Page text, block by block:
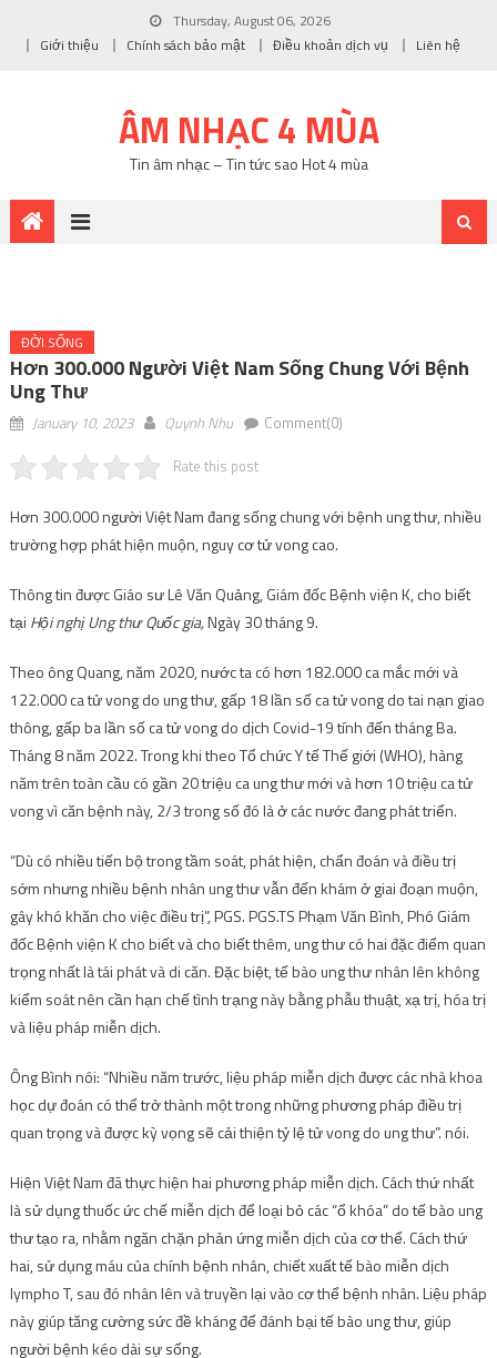
Thursday, August 06, 2026
Giới thiệu
Chính sách bảo mật Điều khoản dịch vụ Liên hệ
ÂM NHẠC 4 MÙA
Tin âm nhạc – Tin tức sao Hot 4 mùa
ĐỜI SỐNG
Hơn 300.000 Người Việt Nam Sống Chung Với Bệnh
Ung Thư
January 10, 2023 Quynh Nhu Comment(0)
Rate this post
Hơn 300.000 người Việt Nam đang sống chung với bệnh ung thư, nhiều
trường hợp phát hiện muộn, nguy cơ tử vong cao.
Thông tin được Giáo sư Lê Văn Quảng, Giám đốc Bệnh viện K, cho biết
tại Hội nghị Ung thư Quốc gia,Ngày 30 tháng 9.
Theo ông Quang, năm 2020, nước ta có hơn 182.000 ca mắc mới và
122.000 ca tử vong do ung thư, gấp 18 lần số ca tử vong do tai nạn giao
thông, gấp ba lần số ca tử vong do dịch Covid-19 tính đến tháng Ba.
Tháng 8 năm 2022. Trong khi theo Tổ chức Y tế Thế giới (WHO), hàng
năm trên toàn cầu có gần 20 triệu ca ung thư mới và hơn 10 triệu ca tử
vong vì căn bệnh này, 2/3 trong số đó là ở các nước đang phát triển.
“Dù có nhiều tiến bộ trong tầm soát, phát hiện, chẩn đoán và điều trị
sớm nhưng nhiều bệnh nhân ung thư vẫn đến khám ở giai đoạn muộn,
gây khó khăn cho việc điều trị”, PGS. PGS.TS Phạm Văn Bình, Phó Giám
đốc Bệnh viện K cho biết và cho biết thêm, ung thư có hai đặc điểm quan
trọng nhất là tái phát và di căn. Đặc biệt, tế bào ung thư nhân lên không
kiểm soát nên cần hạn chế tình trạng này bằng phẫu thuật, xạ trị, hóa trị
và liệu pháp miễn dịch.
Ông Bình nói: “Nhiều năm trước, liệu pháp miễn dịch được các nhà khoa
học dự đoán có thể trở thành một trong những phương pháp điều trị
quan trọng và được kỳ vọng sẽ cải thiện tỷ lệ tử vong do ung thư”. nói.
Hiện Việt Nam đã thực hiện hai phương pháp miễn dịch. Cách thứ nhất
là sử dụng thuốc ức chế miễn dịch để loại bỏ các “ổ khóa” do tế bào ung
thư tạo ra, nhằm ngăn chặn phản ứng miễn dịch của cơ thể. Cách thứ
hai, sử dụng máu của chính bệnh nhân, chiết xuất tế bào miễn dịch
lympho T, sau đó nhân lên và truyền lại vào cơ thể bệnh nhân. Liệu pháp
này giúp tăng cường sức đề kháng để đánh bại tế bào ung thư, giúp
người bệnh kéo dài sự sống.